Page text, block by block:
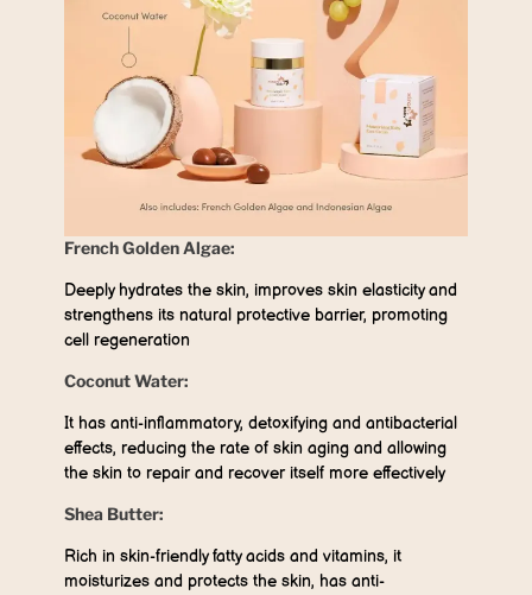
French Golden Algae:
Deeply hydrates the skin, improves skin elasticity and
strengthens its natural protective barrier, promoting
cell regeneration
Coconut Water:
It has anti-inflammatory, detoxifying and antibacterial
effects, reducing the rate of skin aging and allowing
the skin to repair and recover itself more effectively
Shea Butter:
Rich in skin-friendly fatty acids and vitamins, it
moisturizes and protects the skin, has anti-